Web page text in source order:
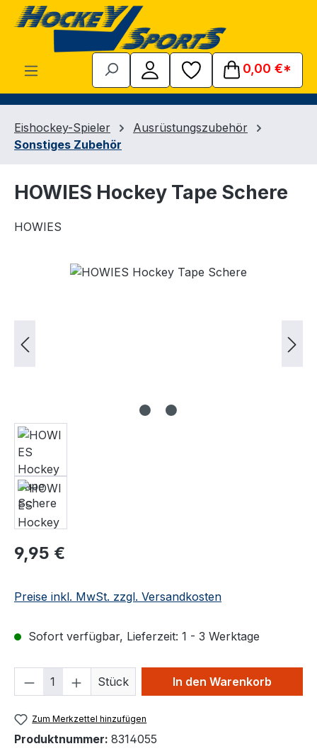
Zum Hauptinhalt springen
0,00 €*
Eishockey-Spieler
Ausrüstungszubehör
Sonstiges Zubehör
HOWIES Hockey Tape Schere
HOWIES
Bildergalerie überspringen
Regulärer Preis:
9,95 €
Preise inkl. MwSt. zzgl. Versandkosten
Sofort verfügbar, Lieferzeit: 1 - 3 Werktage
Produkt Anzahl: Gib den
Stück In den Warenkorb
Zum Merkzettel hinzufügen
Produktnummer: 8314055